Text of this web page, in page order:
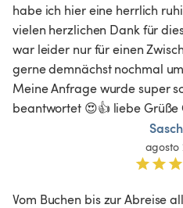
habe ich hier eine herrlich
vielen herzlichen Dank für
war leider nur für einen
gerne demnächst nochmal
Meine Anfrage wurde super
beantwortet 😍👍 liebe Grüße
agosto
Vom Buchen bis zur Abreise